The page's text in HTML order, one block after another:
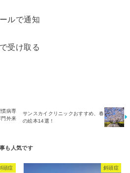
ルで通知
受け取る
慣病専
門外来
サンスカイクリニックおすすめ、春
の絵本14選！
頭症 斜頭症